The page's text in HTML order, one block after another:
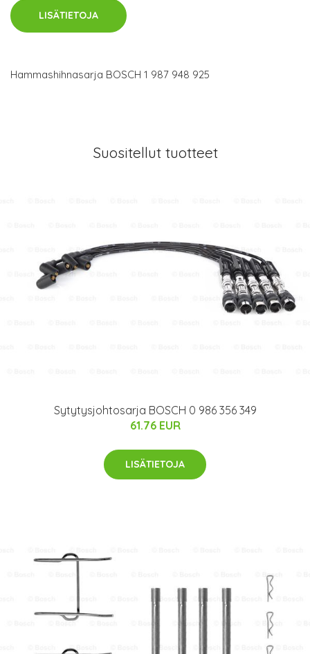
LISÄTIETOJA
Hammashihnasarja BOSCH 1 987 948 925
Suositellut tuotteet
Sytytysjohtosarja BOSCH 0 986 356 349
61.76 EUR
LISÄTIETOJA